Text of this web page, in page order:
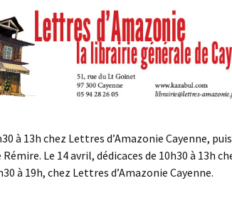
à 13h chez Lettres d’Amazonie Cayenne,
Le 14 avril, dédicaces de 10h30 à 13h
à 19h, chez Lettres d’Amazonie Cayenne.